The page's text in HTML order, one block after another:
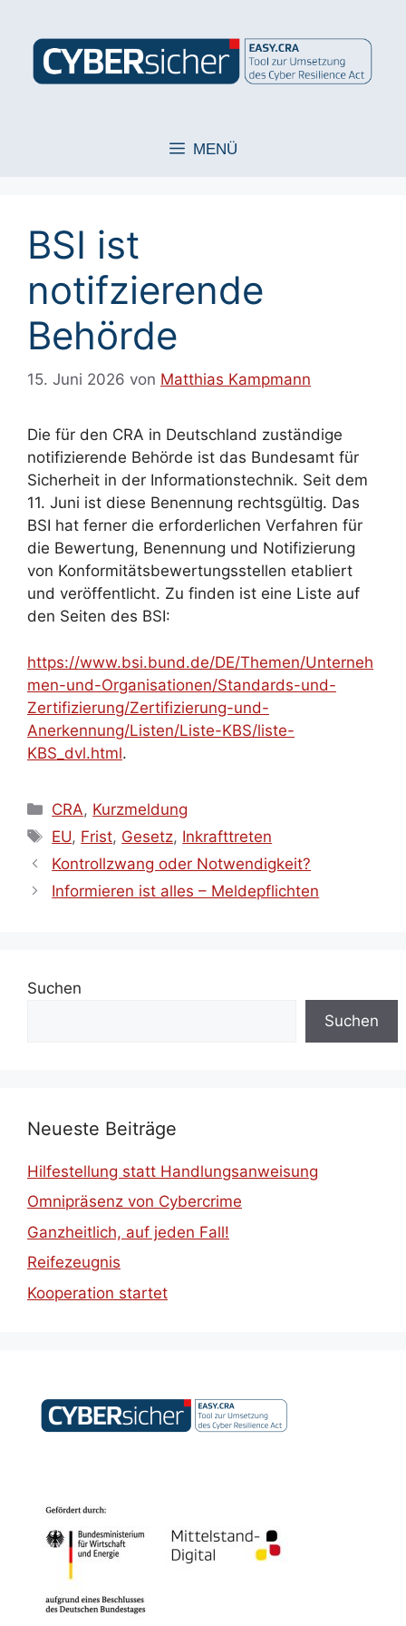
springen
MENÜ
BSI ist
notifzierende
Behörde
15. Juni 2026 von Matthias Kampmann
Die für den CRA in Deutschland zuständige
notifizierende Behörde ist das Bundesamt für
Sicherheit in der Informationstechnik. Seit dem
11. Juni ist diese Benennung rechtsgültig. Das
BSI hat ferner die erforderlichen Verfahren für
die Bewertung, Benennung und Notifizierung
von Konformitätsbewertungsstellen etabliert
und veröffentlicht. Zu finden ist eine Liste auf
den Seiten des BSI:
https://www.bsi.bund.de/DE/Themen/Unterneh
men-und-Organisationen/Standards-und-
Zertifizierung/Zertifizierung-und-
Anerkennung/Listen/Liste-KBS/liste-
KBS_dvl.html.
Kategorien
CRA, Kurzmeldung
Schlagwörter
EU, Frist, Gesetz, Inkrafttreten
Kontrollzwang oder Notwendigkeit?
Informieren ist alles – Meldepflichten
Suchen
Suchen
Neueste Beiträge
Hilfestellung statt Handlungsanweisung
Omnipräsenz von Cybercrime
Ganzheitlich, auf jeden Fall!
Reifezeugnis
Kooperation startet